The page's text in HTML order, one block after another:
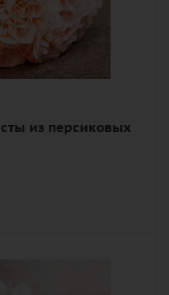
из персиковых